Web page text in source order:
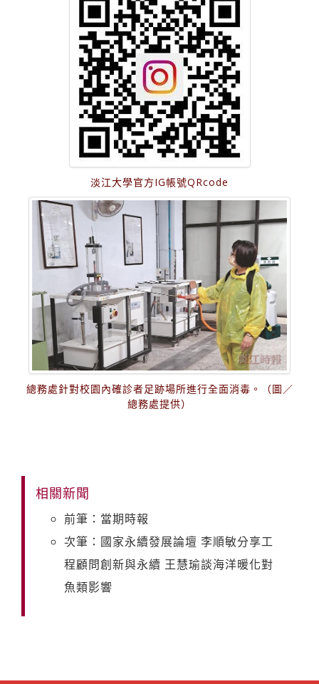
淡江大學官方IG帳號QRcode
總務處針對校園內確診者足跡場所進行全面消毒。（圖／
總務處提供）
相關新聞
前筆：當期時報
次筆：國家永續發展論壇 李順敏分享工
程顧問創新與永續 王慧瑜談海洋暖化對
魚類影響